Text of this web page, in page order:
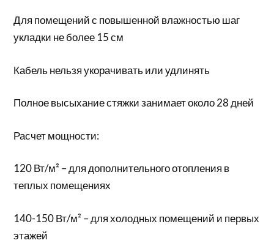
Для помещений с повышенной влажностью шаг
укладки не более 15 см
Кабель нельзя укорачивать или удлинять
Полное высыхание стяжки занимает около 28 дней
Расчет мощности:
120 Вт/м² – для дополнительного отопления в
теплых помещениях
140-150 Вт/м² – для холодных помещений и первых
этажей